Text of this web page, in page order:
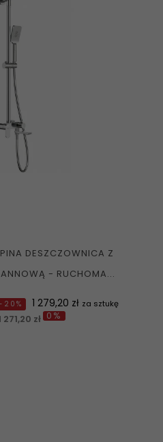
DESZCZOWNICA Z
- RUCHOMA...
20% Cena
1 279,20 zł za sztukę
271,20 zł 0%